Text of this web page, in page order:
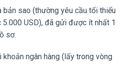
bản sao (thường yêu cầu tối thiểu
USD), đã gửi được ít nhất 1
sơ.
ngân hàng (lấy trong vòng